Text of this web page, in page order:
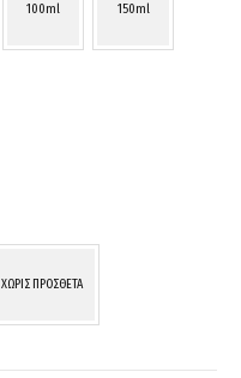
100ml 150ml
ΧΩΡΙΣ ΠΡΟΣΘΕΤΑ